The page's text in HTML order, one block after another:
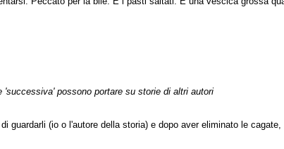
possono portare su storie di altri autori
guardarli (io o l'autore della storia) e dopo aver eliminato le